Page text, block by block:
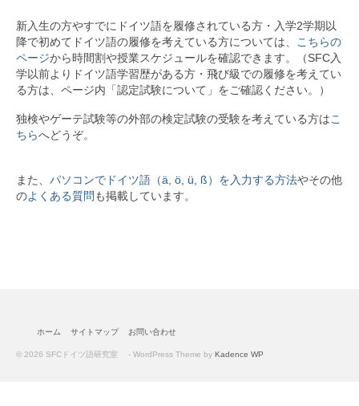
カリキュラム
SFCのドイツ語教育
学生プロジェクト紹介
履修者向け情報
新入生の方やすでにドイツ語を履修されている方・入学2学期以
降で初めてドイツ語の履修を考えている方については、
こちらの
ページから時間割や授業スケジュールを確認できます。（SFC入
学以前よりドイツ語学習歴がある方・飛び級での履修を考えてい
る方は、ページ内「認定試験について」をご確認ください。）
独検やゲーテ試験等の外部の検定試験の受験を考えている方はこ
ちらへどうぞ。
また、 パソコンでドイツ語（ä, ö, ü, ß）を入力する方法やその他
のよくある質問 も掲載しています。
ホーム サイトマップ お問い合わせ
© 2026 SFCドイツ語研究室 - WordPress Theme by Kadence WP